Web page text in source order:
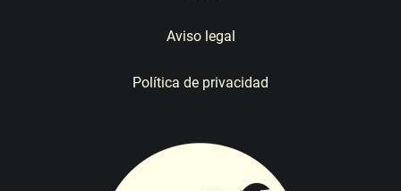
Aviso legal
Política de privacidad